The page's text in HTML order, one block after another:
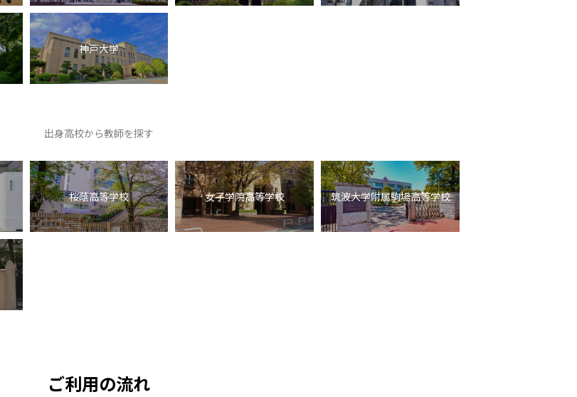
神戸大学
出身高校から教師を探す
桜蔭高等学校 女子学院高等学校 筑波大学附属駒場高等学校
ご利用の流れ